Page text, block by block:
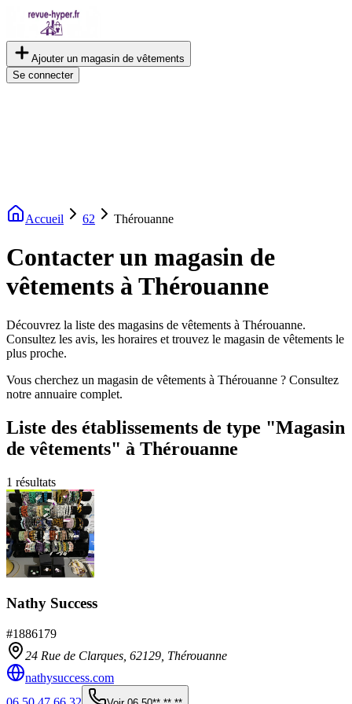
Ajouter un magasin de vêtements
Se connecter
Accueil 62 Thérouanne
Contacter un magasin de
vêtements à Thérouanne
Découvrez la liste des magasins de vêtements à Thérouanne.
Consultez les avis, les horaires et trouvez le magasin de vêtements le
plus proche.
Vous cherchez un magasin de vêtements à Thérouanne ? Consultez
notre annuaire complet.
Liste des établissements de type "Magasin
de vêtements" à Thérouanne
1 résultats
Nathy Success
#1886179
24 Rue de Clarques, 62129 Thérouanne
nathysuccess.com